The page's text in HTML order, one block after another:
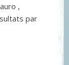
,
par